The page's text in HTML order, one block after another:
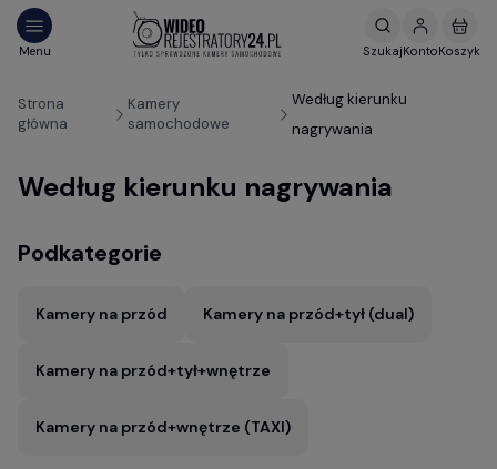
Strona
główna
Kamery
samochodowe
Według kierunku
nagrywania
Według kierunku nagrywania
Podkategorie
Kamery na przód Kamery na przód+tył (dual)
Kamery na przód+tył+wnętrze
Kamery na przód+wnętrze (TAXI)